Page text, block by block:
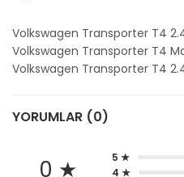
Volkswagen Transporter T4
Volkswagen Transporter T4
Volkswagen Transporter T4
YORUMLAR (0)
0 ★ 5 ★
4 ★